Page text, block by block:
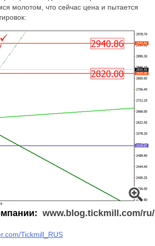
молотом, что сейчас цена и пытается
www.blog.tickmill.com/ru/
Tickmill_RUS